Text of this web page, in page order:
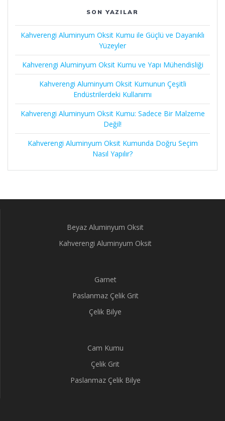
SON YAZILAR
Kahverengi Aluminyum Oksit Kumu ile Güçlü ve Dayanıklı
Yüzeyler
Kahverengi Aluminyum Oksit Kumu ve Yapı Mühendisliği
Kahverengi Aluminyum Oksit Kumunun Çeşitli
Endüstrilerdeki Kullanımı
Kahverengi Aluminyum Oksit Kumu: Sadece Bir Malzeme
Değil!
Kahverengi Aluminyum Oksit Kumunda Doğru Seçim
Nasıl Yapılır?
Beyaz Aluminyum Oksit
Kahverengi Aluminyum Oksit
Garnet
Paslanmaz Çelik Grit
Çelik Bilye
Cam Kumu
Çelik Grit
Paslanmaz Çelik Bilye